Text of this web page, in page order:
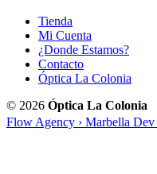
Tienda
Mi Cuenta
¿Donde Estamos?
Contacto
Óptica La Colonia
© 2026 Óptica La Colonia
Flow Agency › Marbella